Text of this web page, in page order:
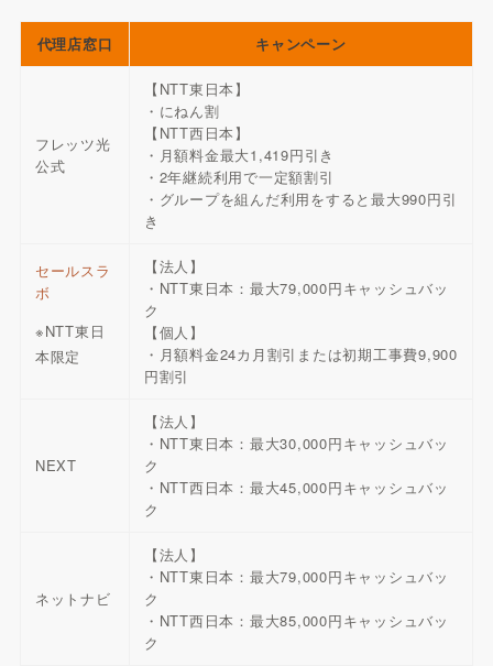
代理店窓口 キャンペーン
フレッツ光
公式
【NTT東日本】
・にねん割
【NTT西日本】
・月額料金最大1,419円引き
・2年継続利用で一定額割引
・グループを組んだ利用をすると最大990円引
き
セールスラ
ボ
※NTT東日
本限定
【法人】
・NTT東日本：最大79,000円キャッシュバッ
ク
【個人】
・月額料金24カ月割引または初期工事費9,900
円割引
NEXT
【法人】
・NTT東日本：最大30,000円キャッシュバッ
ク
・NTT西日本：最大45,000円キャッシュバッ
ク
ネットナビ
【法人】
・NTT東日本：最大79,000円キャッシュバッ
ク
・NTT西日本：最大85,000円キャッシュバッ
ク